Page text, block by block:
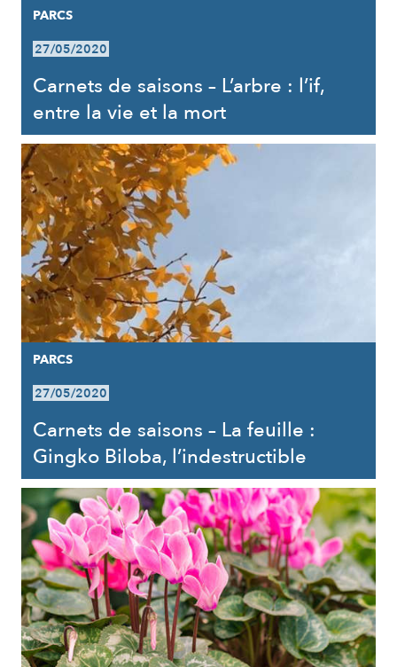
PARCS
27/05/2020
Carnets de saisons – L’arbre : l’if,
entre la vie et la mort
PARCS
27/05/2020
Carnets de saisons – La feuille :
Gingko Biloba, l’indestructible